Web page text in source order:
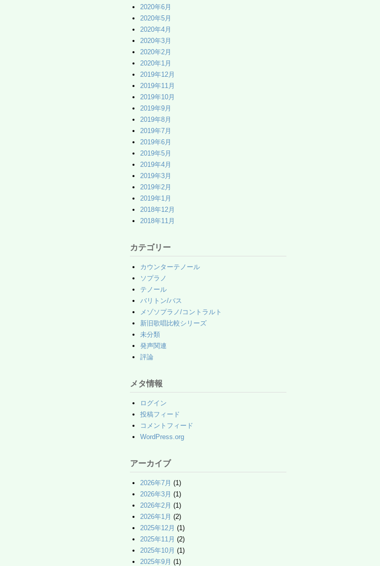
2020年6月
2020年5月
2020年4月
2020年3月
2020年2月
2020年1月
2019年12月
2019年11月
2019年10月
2019年9月
2019年8月
2019年7月
2019年6月
2019年5月
2019年4月
2019年3月
2019年2月
2019年1月
2018年12月
2018年11月
カテゴリー
カウンターテノール
ソプラノ
テノール
バリトン/バス
メゾソプラノ/コントラルト
新旧歌唱比較シリーズ
未分類
発声関連
評論
メタ情報
ログイン
投稿フィード
コメントフィード
WordPress.org
アーカイブ
2026年7月 (1)
2026年3月 (1)
2026年2月 (1)
2026年1月 (2)
2025年12月 (1)
2025年11月 (2)
2025年10月 (1)
2025年9月 (1)